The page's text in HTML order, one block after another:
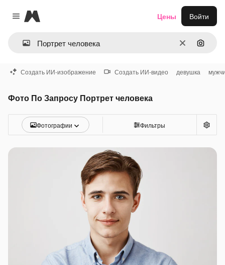
Close menu
Magnific
ОчиститьПоиск
Цены Войти
Создать ИИ-изображение Создать ИИ-видео девушка
Фото По Запросу Портрет человека
Фотографии Фильтры